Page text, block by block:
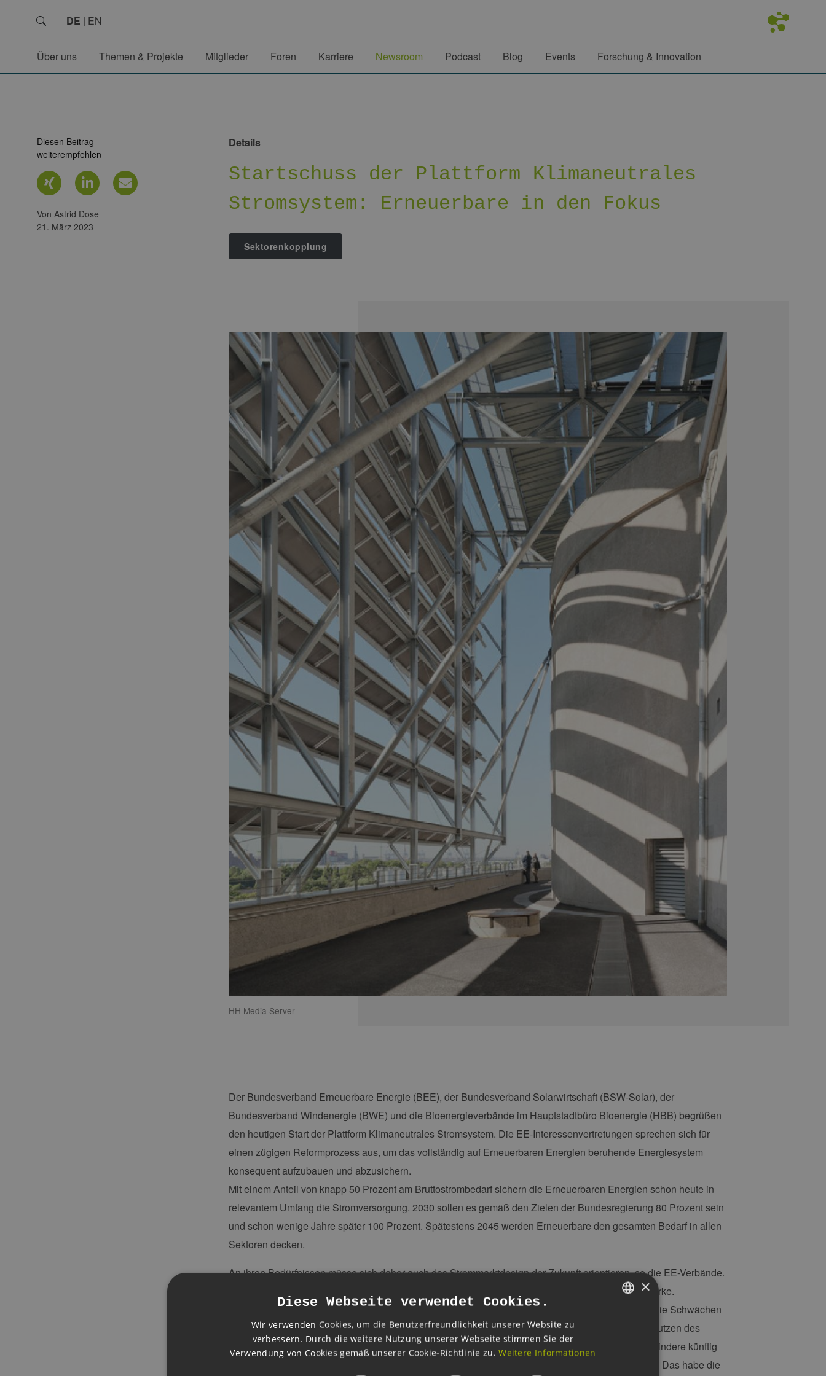
DE EN
Über uns Themen & Projekte Mitglieder Foren Karriere Newsroom Podcast Blog Events Forschung & Innovation
Details
Startschuss der Plattform Klimaneutrales
Stromsystem: Erneuerbare in den Fokus
Sektorenkopplung
HH Media Server
Der Bundesverband Erneuerbare Energie (BEE), der Bundesverband Solarwirtschaft (BSW-Solar), der
Bundesverband Windenergie (BWE) und die Bioenergieverbände im Hauptstadtbüro Bioenergie (HBB) begrüßen
den heutigen Start der Plattform Klimaneutrales Stromsystem. Die EE-Interessenvertretungen sprechen sich für
einen zügigen Reformprozess aus, um das vollständig auf Erneuerbaren Energien beruhende Energiesystem
konsequent aufzubauen und abzusichern.
Mit einem Anteil von knapp 50 Prozent am Bruttostrombedarf sichern die Erneuerbaren Energien schon heute in
relevantem Umfang die Stromversorgung. 2030 sollen es gemäß den Zielen der Bundesregierung 80 Prozent sein
und schon wenige Jahre später 100 Prozent. Spätestens 2045 werden Erneuerbare den gesamten Bedarf in allen
Sektoren decken.
An ihren Bedürfnissen müsse sich daher auch das Strommarktdesign der Zukunft orientieren, so die EE-Verbände.
Das bestehende Strommarktdesign stamme aus einer alten Welt fossiler und atomarer Großkraftwerke.
Entsprechend würden mit zunehmendem Anteil eines vornehmlich dezentralen EE-Anlagenparks die Schwächen
des Systems deutlich. Sie reichten von negativen Börsenstrompreisen, über das Abschalten statt Nutzen des
wertvollen Grünstroms bis hin zu fehlenden Anreizen zur Nutzung von Flexibilitätsoptionen. Dies mindere künftig
zunehmend die Rentabilität von EE-Anlagen und wirke sich auch volkswirtschaftlich nachteilig aus. Das habe die
Diesen Beitrag
weiterempfehlen
von Astrid Dose
21. März 2023
×
Diese Webseite verwendet Cookies.
Wir verwenden Cookies, um die Benutzerfreundlichkeit unserer Website zu
verbessern. Durch die weitere Nutzung unserer Webseite stimmen Sie der
Verwendung von Cookies gemäß unserer Cookie-Richtlinie zu. Weitere Informationen